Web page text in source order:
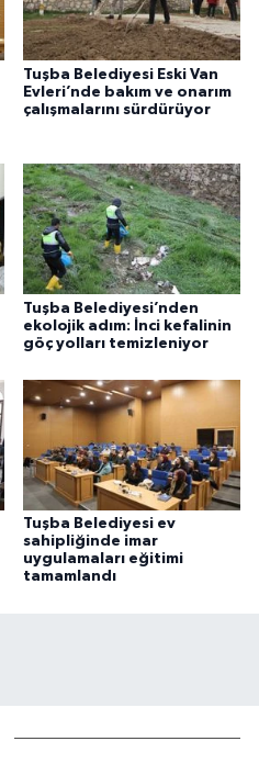
Tuşba Belediyesi Eski Van
Evleri’nde bakım ve onarım
çalışmalarını sürdürüyor
Tuşba Belediyesi’nden
ekolojik adım: İnci kefalinin
göç yolları temizleniyor
Tuşba Belediyesi ev
sahipliğinde imar
uygulamaları eğitimi
tamamlandı